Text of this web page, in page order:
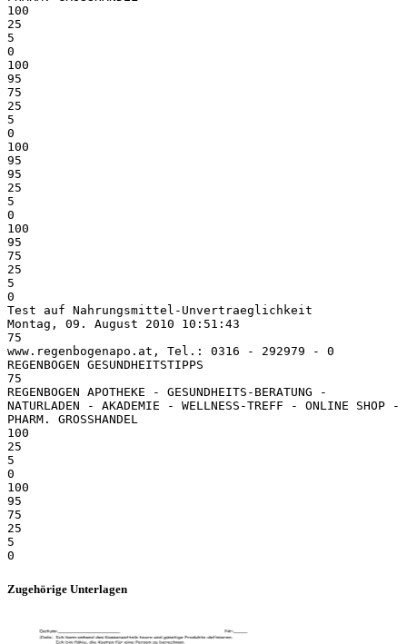
100
25
5
0
100
95
75
25
5
0
100
95
95
25
5
0
100
95
75
25
5
0
Test auf Nahrungsmittel-Unvertraeglichkeit
Montag, 09. August 2010 10:51:43
75
www.regenbogenapo.at, Tel.: 0316 - 292979 - 0
REGENBOGEN GESUNDHEITSTIPPS
75
REGENBOGEN APOTHEKE - GESUNDHEITS-BERATUNG -
NATURLADEN - AKADEMIE - WELLNESS-TREFF - ONLINE SHOP -
PHARM. GROSSHANDEL
100
25
5
0
100
95
75
25
5
Zugehörige Unterlagen